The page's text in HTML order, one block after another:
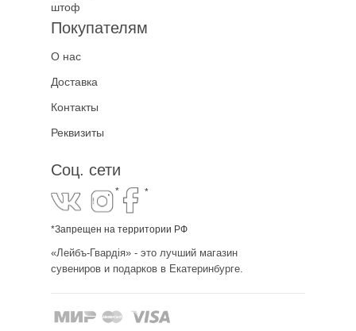
Доставка
Контакты
Реквизиты
«Лейбъ-Гвардiя» - это лучший магазин
сувениров и подарков в Екатеринбурге.
Покупателям
Соц. сети
*Запрещен на территории РФ
* *
штоф
О нас